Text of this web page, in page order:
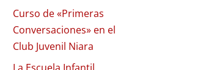
Curso de «Primeras
Conversaciones» en el
Club Juvenil Niara